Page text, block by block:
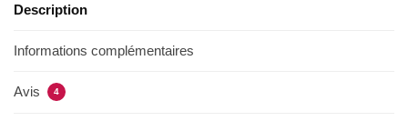
Description
Informations complémentaires
Avis 4